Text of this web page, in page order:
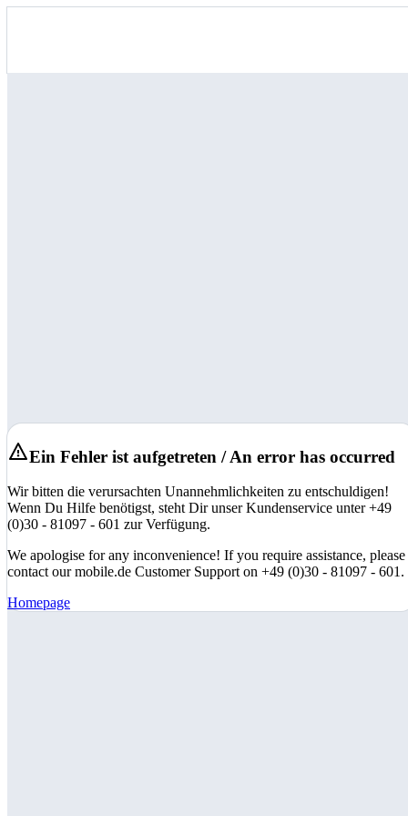
Ein Fehler ist aufgetreten / An error has occurred
Wir bitten die verursachten Unannehmlichkeiten zu entschuldigen!
Wenn Du Hilfe benötigst, steht Dir unser Kundenservice unter +49
(0)30 - 81097 - 601 zur Verfügung.
We apologise for any inconvenience! If you require assistance, please
contact our mobile.de Customer Support on +49 (0)30 - 81097 - 601.
Homepage